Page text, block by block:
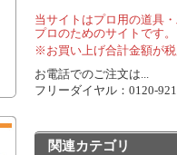
当サイトはプロ用の道具
プロのためのサイトです。
※お買い上げ合計金額が
お電話でのご注文は...
フリーダイヤル：0120-
関連カテゴリ